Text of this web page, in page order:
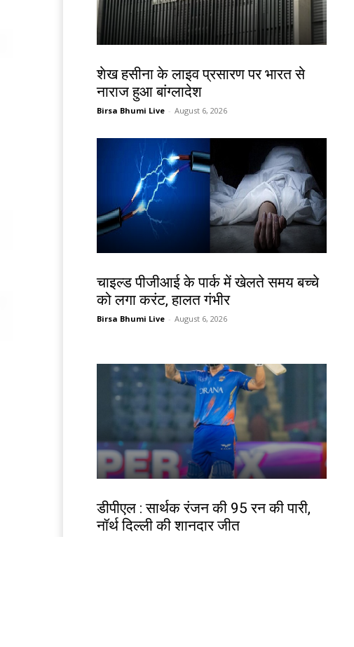
शेख हसीना के लाइव प्रसारण पर भारत से
नाराज हुआ बांग्लादेश
Birsa Bhumi Live - August 6, 2026
चाइल्ड पीजीआई के पार्क में खेलते समय बच्चे
को लगा करंट, हालत गंभीर
Birsa Bhumi Live - August 6, 2026
डीपीएल : सार्थक रंजन की 95 रन की पारी,
नॉर्थ दिल्ली की शानदार जीत